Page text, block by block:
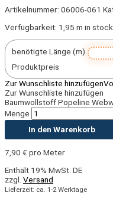
Artikelnummer: 06006-061
Verfügbarkeit: 1,95 m in stock
benötigte Länge (m)
Produktpreis
Zur Wunschliste hinzufügen
Zur Wunschliste hinzufügen
Baumwollstoff Popeline
Menge
In den Warenkorb
7,90 € pro Meter
Enthält 19% MwSt. DE
zzgl. Versand
Lieferzeit: ca. 1-2 Werktage